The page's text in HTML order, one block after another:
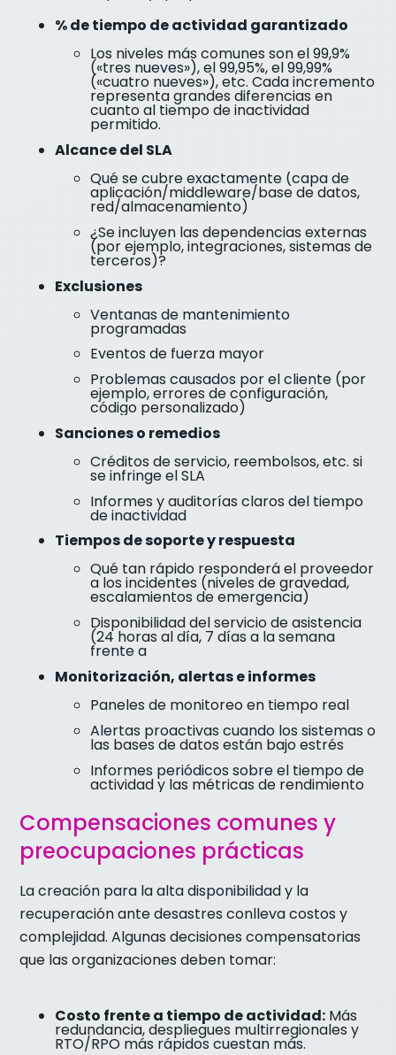
% de tiempo de actividad garantizado
Los niveles más comunes son el 99,9%
(«tres nueves»), el 99,95%, el 99,99%
(«cuatro nueves»), etc. Cada incremento
representa grandes diferencias en
cuanto al tiempo de inactividad
permitido.
Alcance del SLA
Qué se cubre exactamente (capa de
aplicación/middleware/base de datos,
red/almacenamiento)
¿Se incluyen las dependencias externas
(por ejemplo, integraciones, sistemas de
terceros)?
Exclusiones
Ventanas de mantenimiento
programadas
Eventos de fuerza mayor
Problemas causados por el cliente (por
ejemplo, errores de configuración,
código personalizado)
Sanciones o remedios
Créditos de servicio, reembolsos, etc. si
se infringe el SLA
Informes y auditorías claros del tiempo
de inactividad
Tiempos de soporte y respuesta
Qué tan rápido responderá el proveedor
a los incidentes (niveles de gravedad,
escalamientos de emergencia)
Disponibilidad del servicio de asistencia
(24 horas al día, 7 días a la semana
frente a
Monitorización, alertas e informes
Paneles de monitoreo en tiempo real
Alertas proactivas cuando los sistemas o
las bases de datos están bajo estrés
Informes periódicos sobre el tiempo de
actividad y las métricas de rendimiento
Compensaciones comunes y
preocupaciones prácticas
La creación para la alta disponibilidad y la
recuperación ante desastres conlleva costos y
complejidad. Algunas decisiones compensatorias
que las organizaciones deben tomar:
Costo frente a tiempo de actividad: Más
redundancia, despliegues multirregionales y
RTO/RPO más rápidos cuestan más.